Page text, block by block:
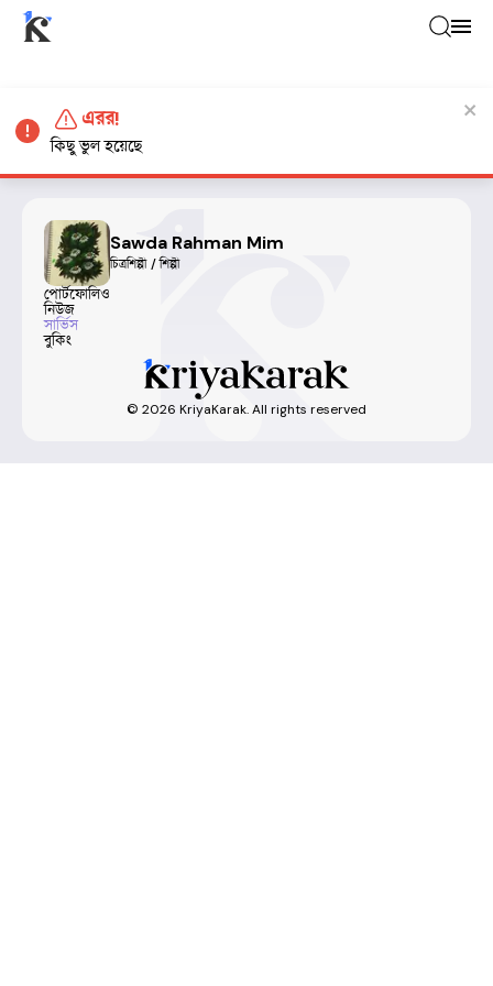
Sawda Rahman Mim
চিত্রশিল্পী / শিল্পী
পোর্টফোলিও
নিউজ
সার্ভিস
বুকিং
© 2026 KriyaKarak. All rights reserved
এরর!
কিছু ভুল হয়েছে